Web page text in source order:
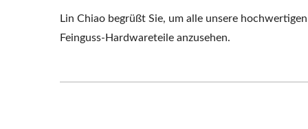
Lin Chiao begrüßt Sie, um alle unsere hochwertigen
Feinguss-Hardwareteile anzusehen.